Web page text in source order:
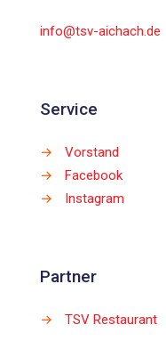
info@tsv-aichach.de
Service
→
Vorstand
→
Facebook
→
Instagram
Partner
→ TSV Restaurant